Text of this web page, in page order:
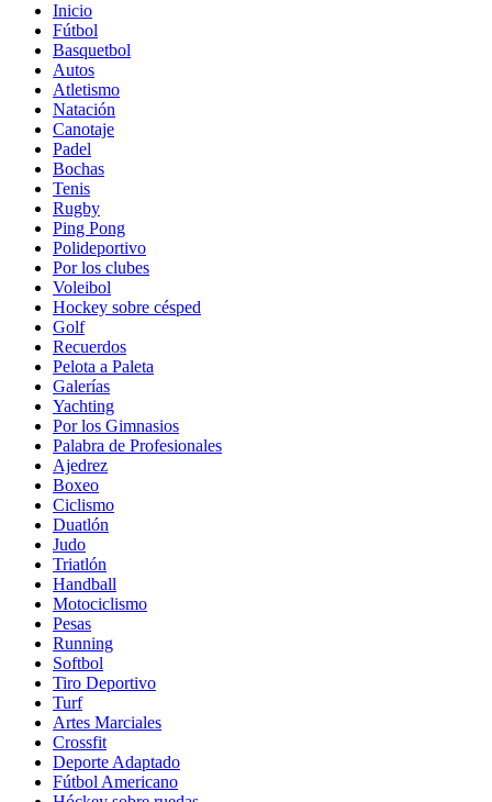
Inicio
Fútbol
Basquetbol
Autos
Atletismo
Natación
Canotaje
Padel
Bochas
Tenis
Rugby
Ping Pong
Polideportivo
Por los clubes
Voleibol
Hockey sobre césped
Golf
Recuerdos
Pelota a Paleta
Galerías
Yachting
Por los Gimnasios
Palabra de Profesionales
Ajedrez
Boxeo
Ciclismo
Duatlón
Judo
Triatlón
Handball
Motociclismo
Pesas
Running
Softbol
Tiro Deportivo
Turf
Artes Marciales
Crossfit
Deporte Adaptado
Fútbol Americano